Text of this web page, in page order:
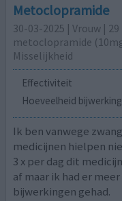
Metoclopramide
30-03-2025 | Vrouw | 29
metoclopramide
Misselijkheid
Effectiviteit
Hoeveelheid
Ik ben vanwege
medicijnen hielpen
3 x per dag dit
af maar ik had er
bijwerkingen gehad.